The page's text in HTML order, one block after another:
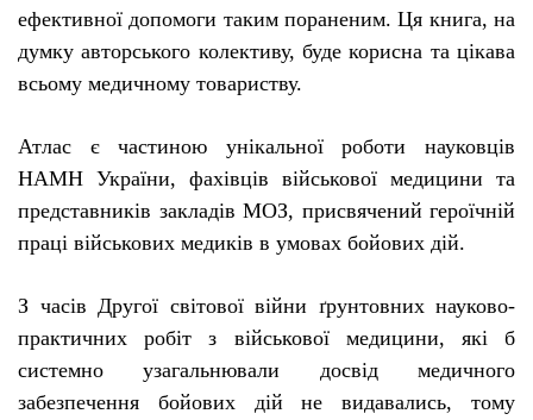
ефективної допомоги таким пораненим. Ця книга, на
думку авторського колективу, буде корисна та цікава
всьому медичному товариству.
Атлас є частиною унікальної роботи науковців
НАМН України, фахівців військової медицини та
представників закладів МОЗ, присвячений героїчній
праці військових медиків в умовах бойових дій.
З часів Другої світовоївійни ґрунтовних науково-
практичних робіт з військовоїмедицини, які б
системно узагальнювали досвід медичного
забезпечення бойових дій не видавались, тому